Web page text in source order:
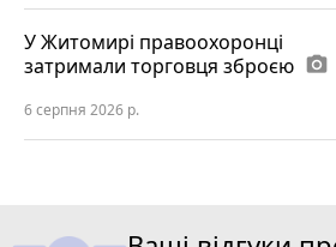
У Житомирі правоохоронці
затримали торговця зброєю photo_camera
6 серпня 2026 р.